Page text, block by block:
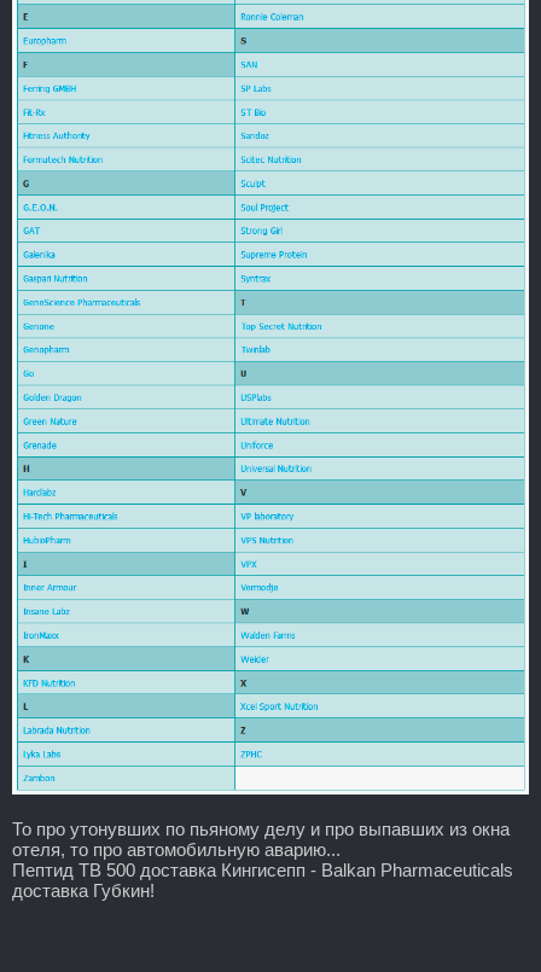
То про утонувших по пьяному делу и про выпавших из окна
отеля, то про автомобильную аварию...
Пептид TB 500 доставка Кингисепп - Balkan Pharmaceuticals
доставка Губкин!